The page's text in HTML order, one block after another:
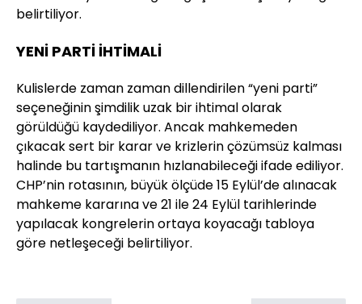
belirtiliyor.
YENİ PARTİ İHTİMALİ
Kulislerde zaman zaman dillendirilen “yeni parti”
seçeneğinin şimdilik uzak bir ihtimal olarak
görüldüğü kaydediliyor. Ancak mahkemeden
çıkacak sert bir karar ve krizlerin çözümsüz kalması
halinde bu tartışmanın hızlanabileceği ifade ediliyor.
CHP’nin rotasının, büyük ölçüde 15 Eylül’de alınacak
mahkeme kararına ve 21 ile 24 Eylül tarihlerinde
yapılacak kongrelerin ortaya koyacağı tabloya
göre netleşeceği belirtiliyor.